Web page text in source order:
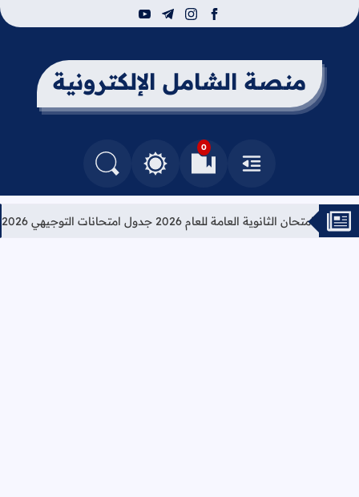
facebook
instagram
telegram
youtube
منصة الشامل الإلكترونية
القائمة
0
العلامات المرجعيةالتغيير بين الوضع النهاري والداكن
البحث في المدونة
الثانوية العامة للعام 2026 جدول امتحانات التوجيهي 2026